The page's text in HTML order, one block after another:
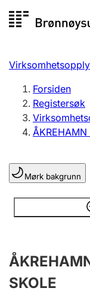
Registersøk
Aksjeselskap
Registrere,
Lag og forening
Registrere,
Årsregnskap
Forsiden
Registersøk
ÅKREHAMN
Mørk bakgrunn
Opplysninger er
SKOLE